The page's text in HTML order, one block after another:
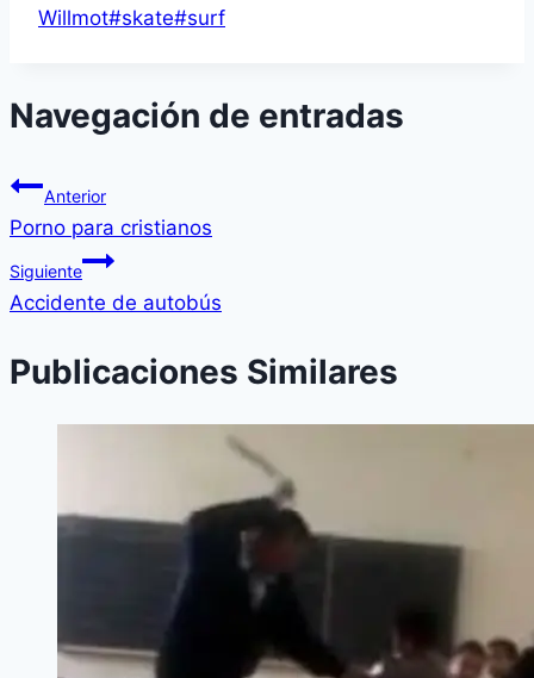
Willmot#skate#surf
Navegación de entradas
Anterior
Porno para cristianos
Siguiente
Accidente de autobús
Publicaciones Similares